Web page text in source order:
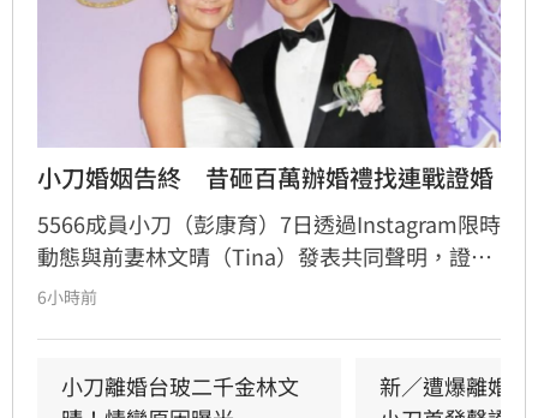
小刀婚姻告終　昔砸百萬辦婚禮找連戰證婚
5566成員小刀（彭康育）7日透過Instagram限時
動態與前妻林文晴（Tina）發表共同聲明，證實
兩人已結束14年婚姻。聲明中表示，兩人其實已
同陪伴、守護一對子女成長，同時希望外界尊重
6小時前
小刀離婚台玻二千金林文
新／遭爆離婚